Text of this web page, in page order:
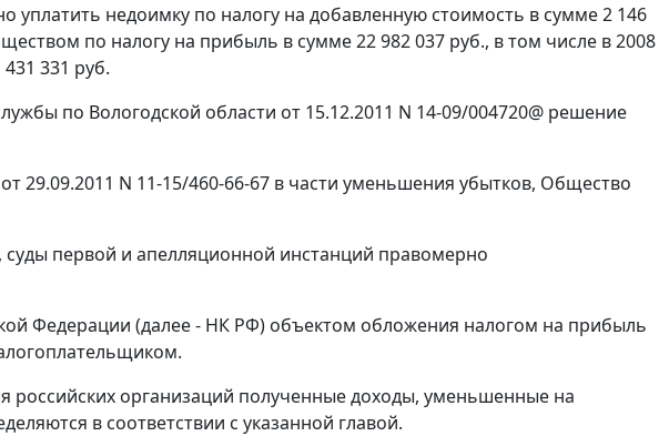
недоимку по налогу на добавленную стоимость в сумме 2 146
по налогу на прибыль в сумме 22 982 037 руб., в том числе в 2008
331 руб.
по Вологодской области от 15.12.2011 N 14-09/004720@ решение
29.09.2011 N 11-15/460-66-67 в части уменьшения убытков, Общество
первой и апелляционной инстанций правомерно
Федерации (далее - НК РФ) объектом обложения налогом на прибыль
российских организаций полученные доходы, уменьшенные на
в соответствии с указанной главой.